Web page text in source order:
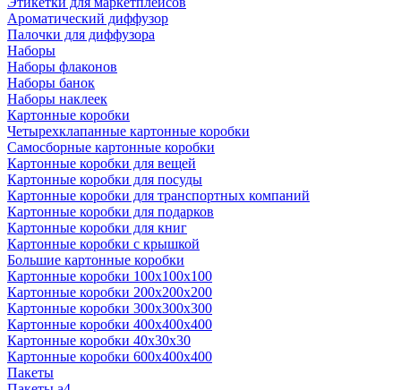
Ароматический диффузор
Палочки для диффузора
Наборы
Наборы флаконов
Наборы банок
Наборы наклеек
Картонные коробки
Четырехклапанные картонные коробки
Самосборные картонные коробки
Картонные коробки для вещей
Картонные коробки для посуды
Картонные коробки для транспортных компаний
Картонные коробки для подарков
Картонные коробки для книг
Картонные коробки с крышкой
Большие картонные коробки
Картонные коробки 100x100x100
Картонные коробки 200x200x200
Картонные коробки 300x300x300
Картонные коробки 400x400x400
Картонные коробки 40x30x30
Картонные коробки 600x400x400
Пакеты